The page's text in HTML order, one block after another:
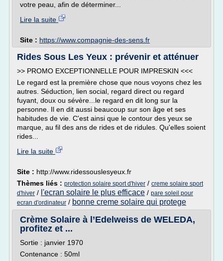
votre peau, afin de déterminer...
Lire la suite
Site : https://www.compagnie-des-sens.fr
Rides Sous Les Yeux : prévenir et atténuer
>> PROMO EXCEPTIONNELLE POUR IMPRESKIN <<<
Le regard est la première chose que nous voyons chez les
autres. Séduction, lien social, regard direct ou regard
fuyant, doux ou sévère...le regard en dit long sur la
personne. Il en dit aussi beaucoup sur son âge et ses
habitudes de vie. C'est ainsi que le contour des yeux se
marque, au fil des ans de rides et de ridules. Qu'elles soient
rides...
Lire la suite
Site : http://www.ridessouslesyeux.fr
Thèmes liés : protection solaire sport d'hiver / creme solaire sport
d'hiver / l'ecran solaire le plus efficace / pare soleil pour
ecran d'ordinateur / bonne creme solaire qui protege
Crème Solaire à l’Edelweiss de WELEDA,
profitez et ...
Sortie : janvier 1970
Contenance : 50ml